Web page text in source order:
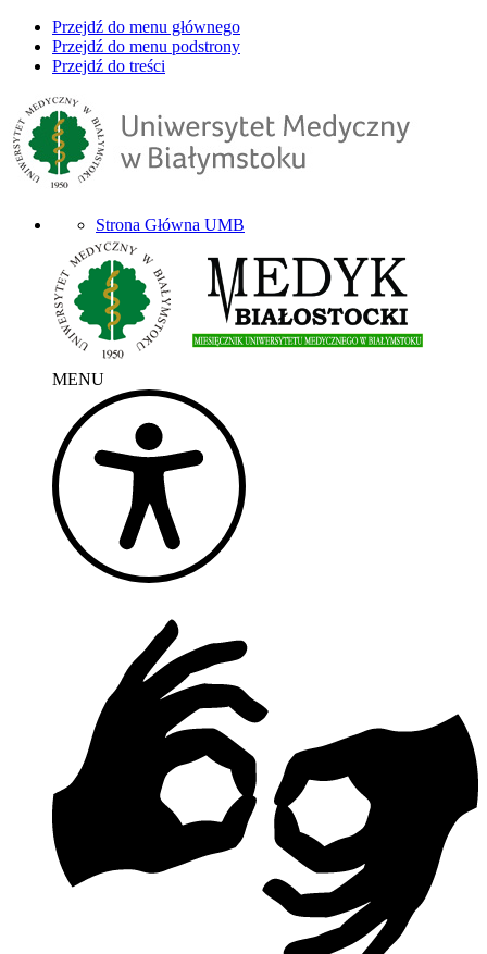
Przejdź do menu głównego
Przejdź do menu podstrony
Przejdź do treści
Strona Główna UMB
MENU